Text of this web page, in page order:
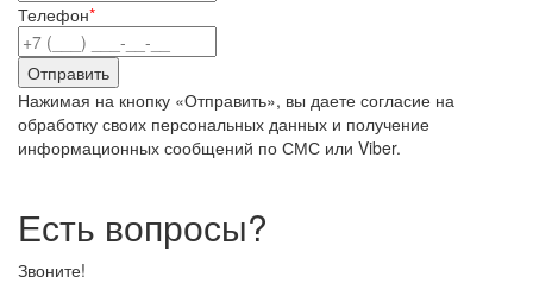
Телефон*
Нажимая на кнопку «Отправить», вы даете согласие на
обработку своих персональных данных и получение
информационных сообщений по СМС или Viber.
Есть вопросы?
Звоните!